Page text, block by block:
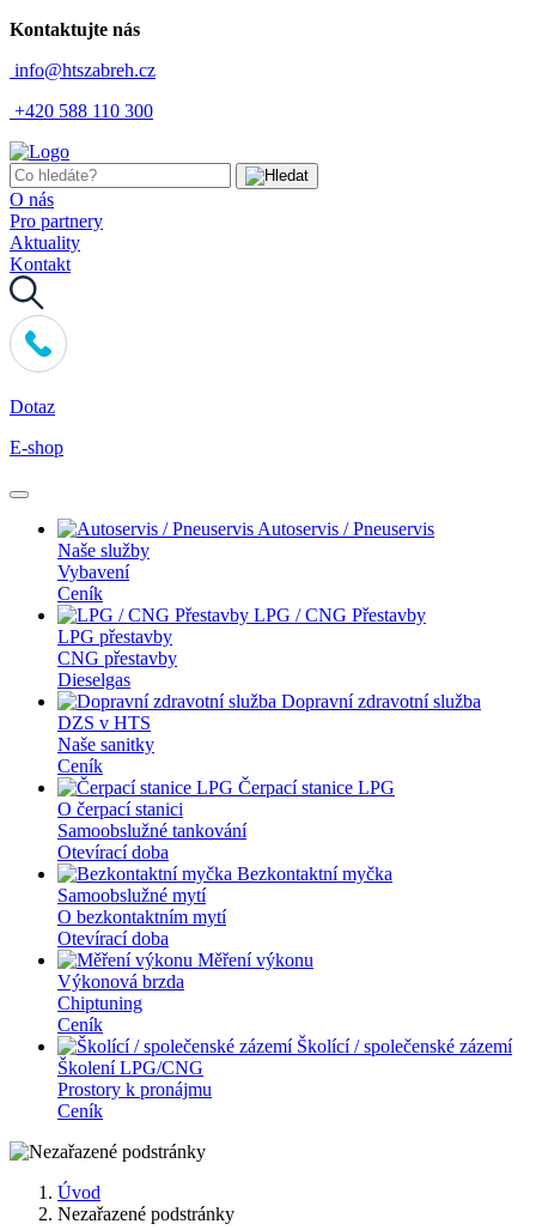
Kontaktujte nás
info@htszabreh.cz
+420 588 110 300
O nás
Pro partnery
Aktuality
Kontakt
Dotaz
E-shop
Autoservis / Pneuservis
Naše služby
Vybavení
Ceník
LPG / CNG Přestavby
LPG přestavby
CNG přestavby
Dieselgas
Dopravní zdravotní služba
DZS v HTS
Naše sanitky
Ceník
Čerpací stanice LPG
O čerpací stanici
Samoobslužné tankování
Otevírací doba
Bezkontaktní myčka
Samoobslužné mytí
O bezkontaktním mytí
Otevírací doba
Měření výkonu
Výkonová brzda
Chiptuning
Ceník
Školící / společenské zázemí
Školení LPG/CNG
Prostory k pronájmu
Ceník
Úvod
Nezařazené podstránky